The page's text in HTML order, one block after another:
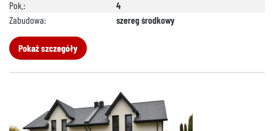
Pok.:
4
Zabudowa:
szereg środkowy
Pokaż szczegóły